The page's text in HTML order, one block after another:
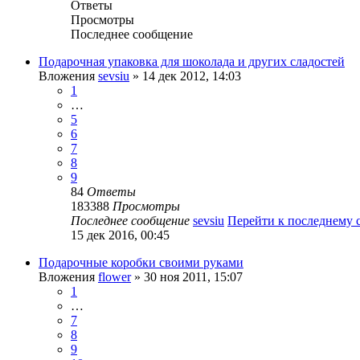
Ответы
Просмотры
Последнее сообщение
Подарочная упаковка для шоколада и других сладостей
Вложения sevsiu » 14 дек 2012, 14:03
1
…
5
6
7
8
9
84 Ответы
183388 Просмотры
Последнее сообщение sevsiu Перейти к последнему
15 дек 2016, 00:45
Подарочные коробки своими руками
Вложения flower» 30 ноя 2011, 15:07
1
…
7
8
9